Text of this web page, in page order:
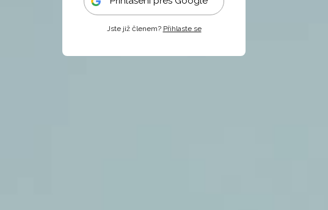
Jste již členem? Přihlaste se